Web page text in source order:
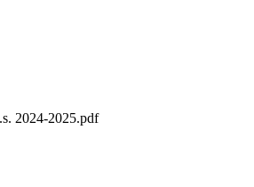
2024-2025.pdf